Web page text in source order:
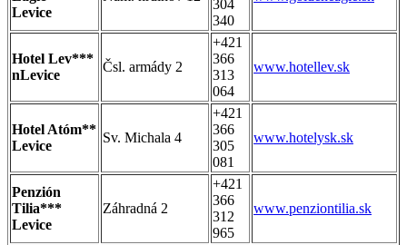
Levice
304
340
Hotel Lev***
nLevice
Čsl. armády 2
+421
366
313
064
www.hotellev.sk
Hotel Atóm**
Levice
Sv. Michala 4
+421
366
305
081
www.hotelysk.sk
Penzión
Tilia***
Levice
Záhradná 2
+421
366
312
965
www.penziontilia.sk